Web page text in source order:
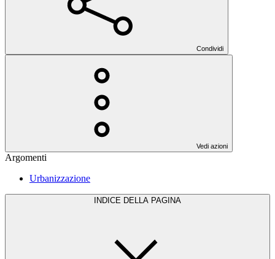
Condividi
Vedi azioni
Argomenti
Urbanizzazione
INDICE DELLA PAGINA